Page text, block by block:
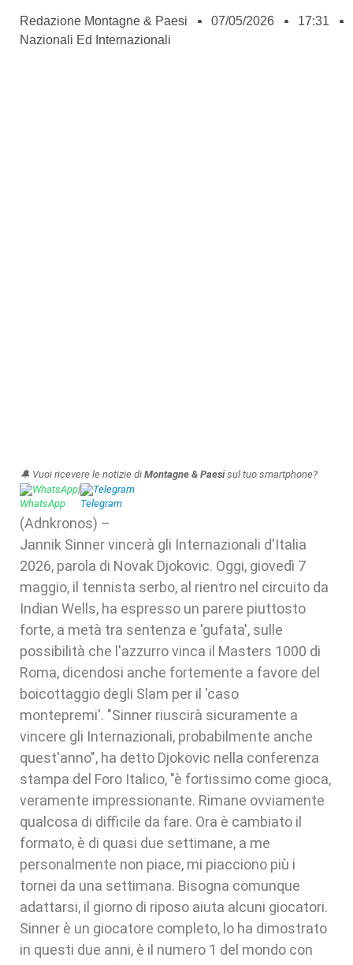
Redazione Montagne & Paesi 07/05/2026
17:31
Nazionali Ed Internazionali
🔔 Vuoi ricevere le notizie di Montagne & Paesisul tuo smartphone?
WhatsApp| Telegram
(Adnkronos) –
Jannik Sinner vincerà gli Internazionali d'Italia
2026, parola di Novak Djokovic. Oggi, giovedì 7
maggio, il tennista serbo, al rientro nel circuito da
Indian Wells, ha espresso un parere piuttosto
forte, a metà tra sentenza e 'gufata', sulle
possibilità che l'azzurro vinca il Masters 1000 di
Roma, dicendosi anche fortemente a favore del
boicottaggio degli Slam per il 'caso
montepremi'. "Sinner riuscirà sicuramente a
vincere gli Internazionali, probabilmente anche
quest'anno", ha detto Djokovic nella conferenza
stampa del Foro Italico, "è fortissimo come gioca,
veramente impressionante. Rimane ovviamente
qualcosa di difficile da fare. Ora è cambiato il
formato, è di quasi due settimane, a me
personalmente non piace, mi piacciono più i
tornei da una settimana. Bisogna comunque
adattarsi, il giorno di riposo aiuta alcuni giocatori.
Sinner è un giocatore completo, lo ha dimostrato
in questi due anni, è il numero 1 del mondo con